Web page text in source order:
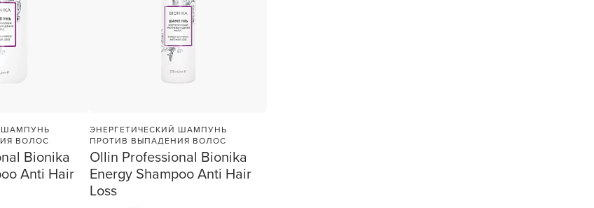
ШАМПУНЬ
ВОЛОС
Bionika
Anti Hair
ЭНЕРГЕТИЧЕСКИЙ ШАМПУНЬ
ПРОТИВ ВЫПАДЕНИЯ ВОЛОС
Ollin Professional Bionika
Energy Shampoo Anti Hair
Loss